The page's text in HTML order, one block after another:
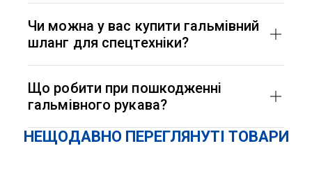
візуальна перевірка на знос, тріщини,
Чи можна у вас купити гальмівний
шланг для спецтехніки?
армуванням, розраховані на високі
навантаження.
Що робити при пошкодженні
гальмівного рукава?
Зупинити техніку, злити систему, замінити рукав,
перевірити фітинги і герметичність.
НЕЩОДАВНО ПЕРЕГЛЯНУТІ ТОВАРИ